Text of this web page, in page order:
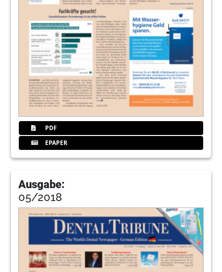
PDF
EPAPER
Ausgabe:
05/2018